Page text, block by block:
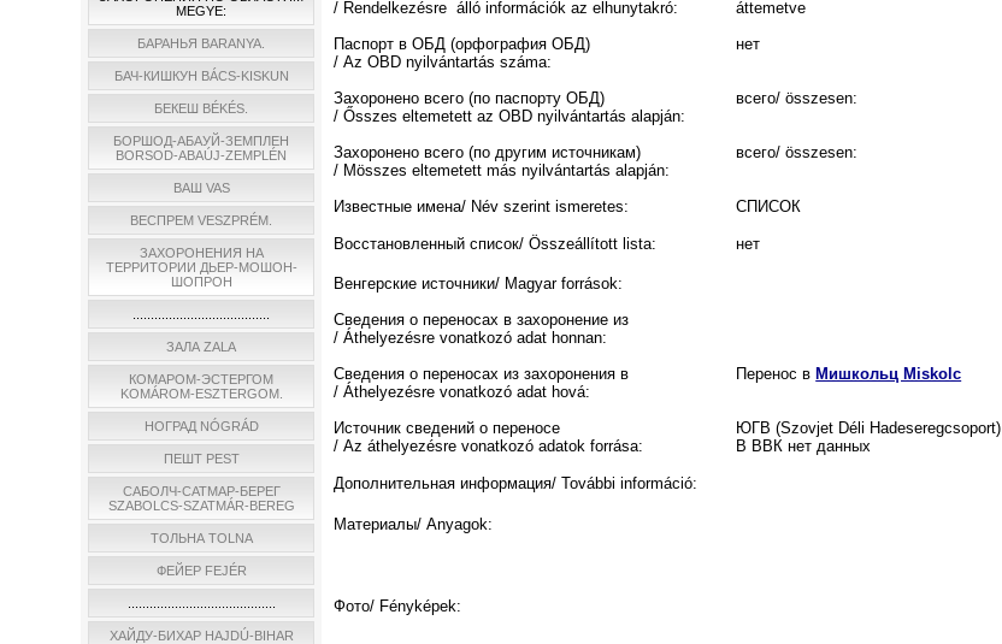
MEGYE:
БАРАНЬЯ BARANYA.
БАЧ-КИШКУН BÁCS-KISKUN
БЕКЕШ BÉKÉS.
БОРШОД-АБАУЙ-ЗЕМПЛЕН
BORSOD-ABAÚJ-ZEMPLÉN
ВАШ VAS
ВЕСПРЕМ VESZPRÉM.
ЗАХОРОНЕНИЯ НА
ТЕРРИТОРИИ ДЬЕР-МОШОН-
ШОПРОН
ЗАЛА ZALA
КОМАРОМ-ЭСТЕРГОМ
KOMÁROM-ESZTERGOM.
НОГРАД NÓGRÁD
ПЕШТ PEST
САБОЛЧ-САТМАР-БЕРЕГ
SZABOLCS-SZATMÁR-BEREG
ТОЛЬНА TOLNA
ФЕЙЕР FEJÉR
ХАЙДУ-БИХАР HAJDÚ-BIHAR
/ Rendelkezésre álló információk az elhunytakró:
áttemetve
Паспорт в ОБД (орфография ОБД)
/ Az OBD nyilvántartás száma:
нет
Захоронено всего (по паспорту ОБД)
/ Ősszes eltemetett az OBD nyilvántartás alapján:
всего/ összesen:
Захоронено всего (по другим источникам)
/ Мösszes eltemetett más nyilvántartás alapján:
всего/ összesen:
Известные имена/ Név szerint ismeretes: СПИСОК
Восстановленный список/ Összeállított lista: нет
Венгерские источники/ Magyar források:
Сведения о переносах в захоронение из
/ Áthelyezésre vonatkozó adat honnan:
Сведения о переносах из захоронения в
/ Áthelyezésre vonatkozó adat hová:
Перенос в Мишкольц Miskolc
Источник сведений о переносе
/ Az áthelyezésre vonatkozó adatok forrása:
ЮГВ (Szovjet Déli Hadeseregcsoport)
В ВВК нет данных
Дополнительная информация/ További információ:
Материалы/ Anyagok:
Фото/ Fényképek: